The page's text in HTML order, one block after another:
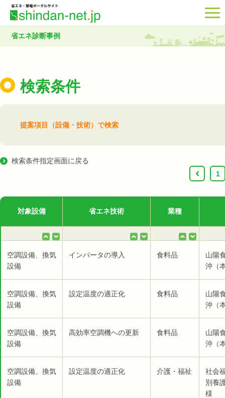
省エネ診断事例
検索条件
提案項目（設備・技術）で検索
検索条件指定画面に戻る
‹
1
対象設備 省エネ技術 業種
空調設備、換気
設備
インバータの導入 食料品
山陽
沖（
空調設備、換気
設備
設定温度の適正化 食料品
山陽
沖（
空調設備、換気
設備
高効率空調機への更新 食料品
山陽
沖（
空調設備、換気
設備
設定温度の適正化 介護・福祉
社会
別養
様